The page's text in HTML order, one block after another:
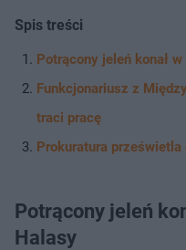
Spis treści
Potrącony jeleń konał
Funkcjonariusz z
traci pracę
Prokuratura
Potrącony jeleń
Halasy